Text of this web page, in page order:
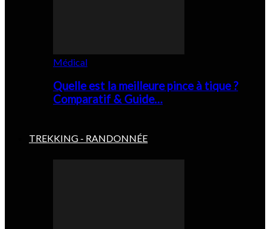
Médical
Quelle est la meilleure pince à tique ?
Comparatif & Guide…
TREKKING - RANDONNÉE